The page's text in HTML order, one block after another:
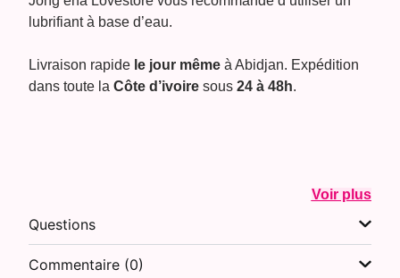
lubrifiant à base d’eau.
Livraison rapide le jour même à Abidjan. Expédition
dans toute laCôte d’ivoire sous24 à 48h.
Voir plus
Questions
Commentaire (0)